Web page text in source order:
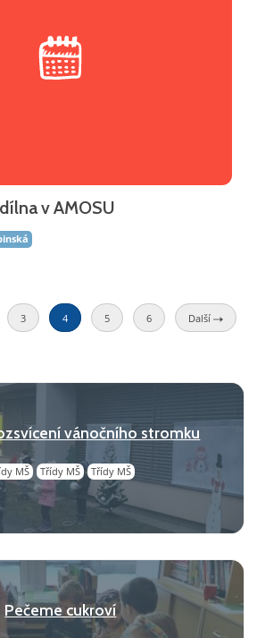
v AMOSU
3 4 5 6 Další
vánočního stromku
MŠ Třídy MŠ Třídy MŠ
Pečeme cukroví